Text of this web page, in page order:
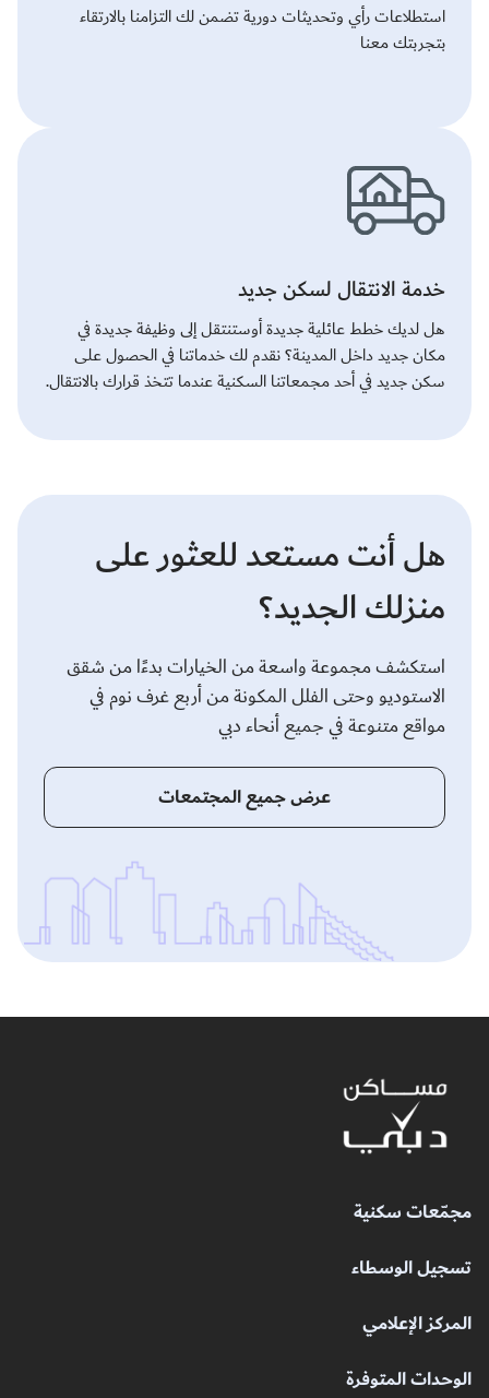
استطلاعات رأي وتحديثات دورية تضمن لك التزامنا بالارتقاء
بتجربتك معنا
خدمة الانتقال لسكن جديد
هل لديك خطط عائلية جديدة أوستنتقل إلى وظيفة جديدة في
مكان جديد داخل المدينة؟ نقدم لك خدماتنا في الحصول على
سكن جديد في أحد مجمعاتنا السكنية عندما تتخذ قرارك بالانتقال.
هل أنت مستعد للعثور على
منزلك الجديد؟
استكشف مجموعة واسعة من الخيارات بدءًا من شقق
الاستوديو وحتى الفلل المكونة من أربع غرف نوم في
مواقع متنوعة في جميع أنحاء دبي
عرض جميع المجتمعات
مجمّعات سكنية
تسجيل الوسطاء
المركز الإعلامي
الوحدات المتوفرة